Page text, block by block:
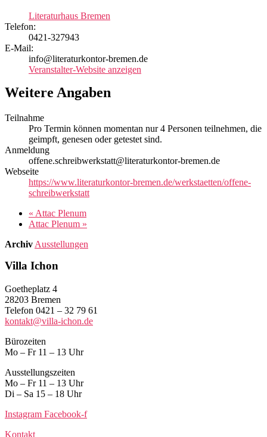
Literaturhaus Bremen
Telefon:
0421-327943
E-Mail:
info@literaturkontor-bremen.de
Veranstalter-Website anzeigen
Weitere Angaben
Teilnahme
Pro Termin können momentan nur 4 Personen teilnehmen, die
geimpft, genesen oder getestet sind.
Anmeldung
offene.schreibwerkstatt@literaturkontor-bremen.de
Webseite
https://www.literaturkontor-bremen.de/werkstaetten/offene-
schreibwerkstatt
« Attac Plenum
Attac Plenum »
Archiv Ausstellungen
Villa Ichon
Goetheplatz 4
28203 Bremen
Telefon 0421 – 32 79 61
kontakt@villa-ichon.de
Bürozeiten
Mo – Fr 11 – 13 Uhr
Ausstellungszeiten
Mo – Fr 11 – 13 Uhr
Di – Sa 15 – 18 Uhr
Instagram Facebook-f
Kontakt